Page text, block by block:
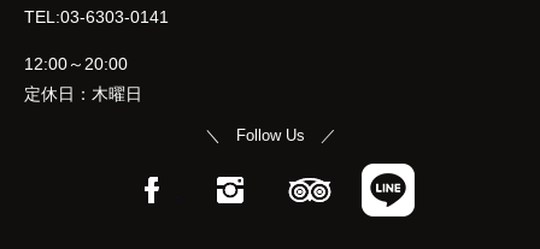
TEL:03-6303-0141
12:00～20:00
定休日：木曜日
＼ Follow Us ／
FacebookInstagramTripAdvisor